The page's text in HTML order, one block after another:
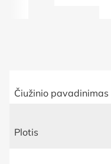
Čiužinio pavadinimas
Plotis